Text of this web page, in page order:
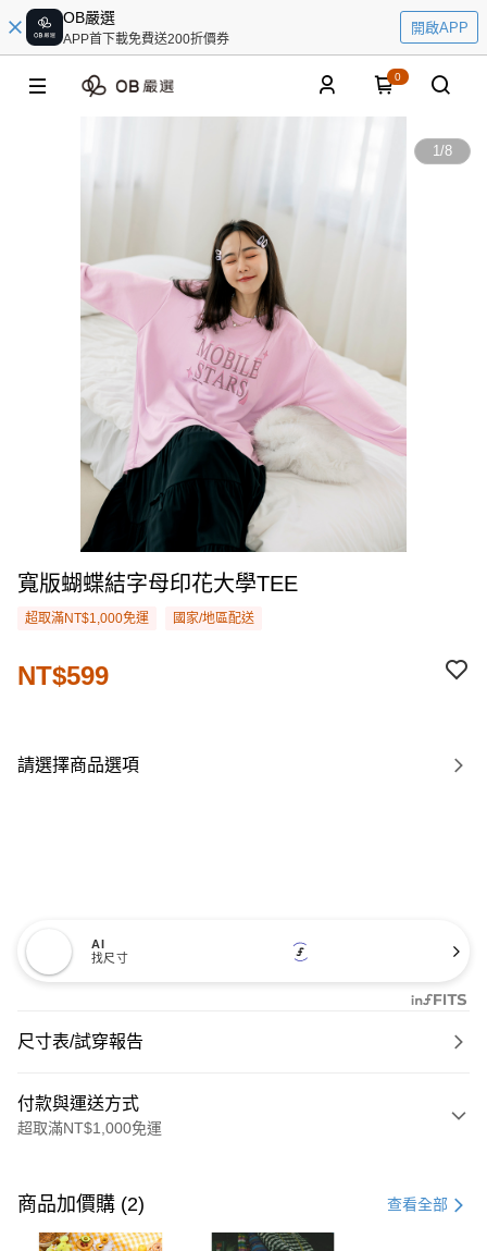
OB嚴選
APP首下載免費送200折價券
開啟APP
0
1/8
寬版蝴蝶結字母印花大學TEE
超取滿NT$1,000免運 國家/地區配送
NT$599
請選擇商品選項
AI
找尺寸
尺寸表/試穿報告
付款與運送方式
超取滿NT$1,000免運
信用卡一次付款
購物金
商品加價購 (2) 查看全部